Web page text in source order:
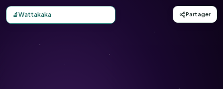
Carte d'observation du Wattakaka (Dregea sinensis) -
🔬Wattakaka Partager